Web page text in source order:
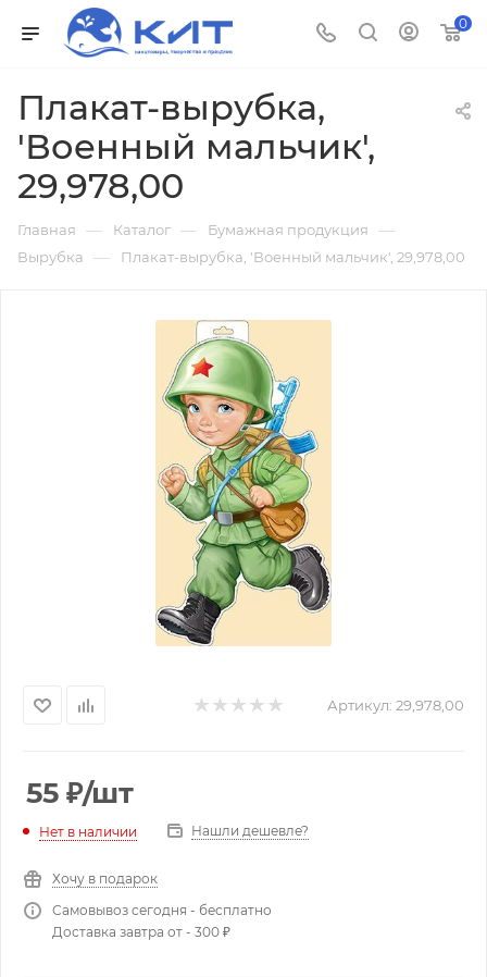
0
Плакат-вырубка,
'Военный мальчик',
29,978,00
Главная — Каталог — Бумажная продукция —
Вырубка — Плакат-вырубка, 'Военный мальчик', 29,978,00
Артикул: 29,978,00
55 ₽/шт
Нет в наличии Нашли дешевле?
Хочу в подарок
Самовывоз сегодня - бесплатно
Доставка завтра от - 300 ₽